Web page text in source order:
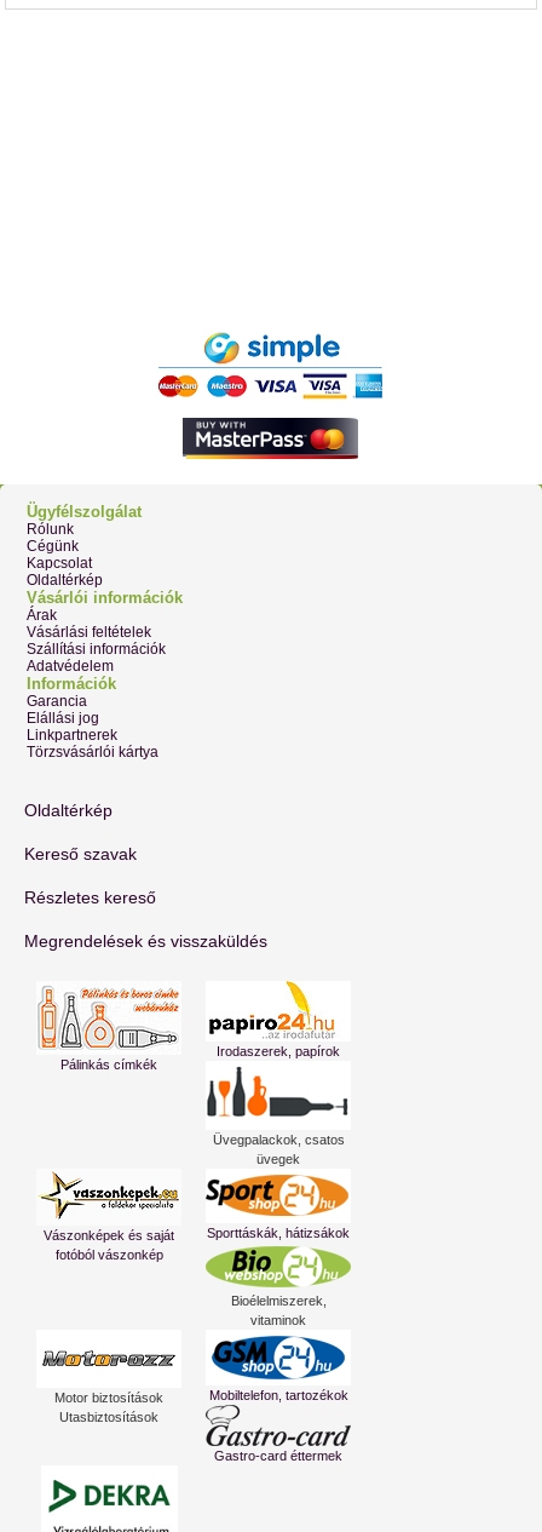
Ügyfélszolgálat
Rólunk
Cégünk
Kapcsolat
Oldaltérkép
Vásárlói információk
Árak
Vásárlási feltételek
Szállítási információk
Adatvédelem
Információk
Garancia
Elállási jog
Linkpartnerek
Törzsvásárlói kártya
Oldaltérkép
Kereső szavak
Részletes kereső
Megrendelések és visszaküldés
Pálinkás címkék
Irodaszerek, papírok
Üvegpalackok, csatos
üvegek
Vászonképek és saját
fotóból vászonkép
Sporttáskák, hátizsákok
Bioélelmiszerek,
vitaminok
Motor biztosítások
Utasbiztosítások
Mobiltelefon, tartozékok
Gastro-card éttermek